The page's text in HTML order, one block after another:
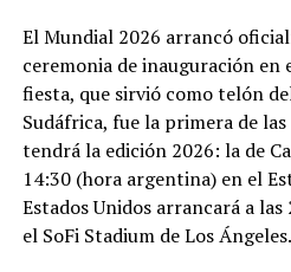
El Mundial 2026 arrancó
ceremonia de inauguración en
fiesta, que sirvió como telón
Sudáfrica, fue la primera de
tendrá la edición 2026: la de
14:30 (hora argentina) en el
Estados Unidos arrancará a
el SoFi Stadium de Los Ángeles.